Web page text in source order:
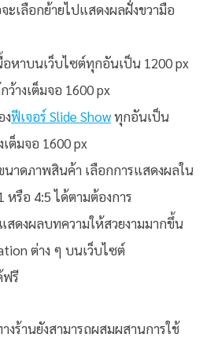
ะเลือกย้ายไปแสดงผลฝั่งขวามือ
อหาบนเว็บไซต์ทุกอันเป็น 1200 px
ว้างเต็มจอ 1600 px
งฟีเจอร์ Slide Showทุกอันเป็น
ต็มจอ 1600 px
าดภาพสินค้า เลือกการแสดงผลใน
หรือ 4:5 ได้ตามต้องการ
สดงผลบทความให้สวยงามมากขึ้น
ต่าง ๆ บนเว็บไซต์
ฟรี
งร้านยังสามารถผสมผสานการใช้